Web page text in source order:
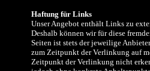
Haftung für Links
Unser Angebot enthält Links zu
Deshalb können wir für diese
Seiten ist stets der jeweilige
zum Zeitpunkt der Verlinkung auf
Zeitpunkt der Verlinkung nicht